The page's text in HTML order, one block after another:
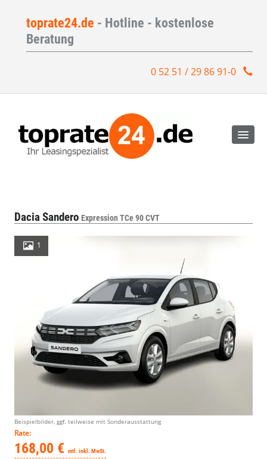
toprate24.de - Hotline - kostenlose
Beratung
0 52 51 / 29 86 91-0
Dacia Sandero Expression TCe 90 CVT
1
Beispielbilder, ggf. teilweise mit Sonderausstattung
Rate:
168,00 € mtl. inkl. MwSt.